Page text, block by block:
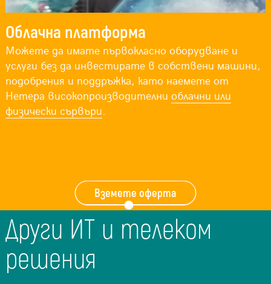
Облачна платформа
Можете да имате първокласно оборудване и
услуги без да инвестирате в собствени машини,
подобрения и поддръжка, като наемете от
Нетера високопроизводителниоблачни или
физически сървъри.
Вземете оферта
Други ИТ и телеком
решения